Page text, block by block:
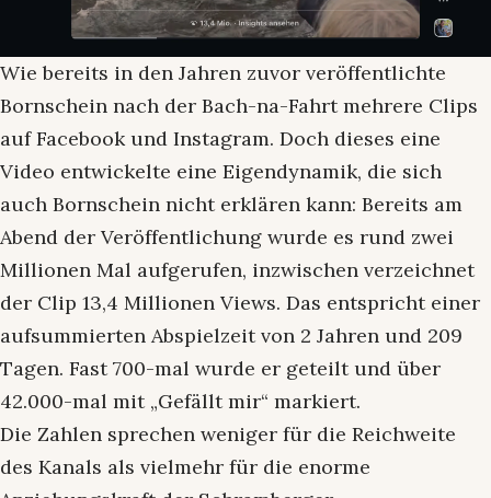
Wie bereits in den Jahren zuvor veröffentlichte
Bornschein nach der Bach-na-Fahrt mehrere Clips
auf Facebook und Instagram. Doch dieses eine
Video entwickelte eine Eigendynamik, die sich
auch Bornschein nicht erklären kann: Bereits am
Abend der Veröffentlichung wurde es rund zwei
Millionen Mal aufgerufen, inzwischen verzeichnet
der Clip 13,4 Millionen Views. Das entspricht einer
aufsummierten Abspielzeit von 2 Jahren und 209
Tagen. Fast 700-mal wurde er geteilt und über
42.000-mal mit „Gefällt mir“ markiert.
Die Zahlen sprechen weniger für die Reichweite
des Kanals als vielmehr für die enorme